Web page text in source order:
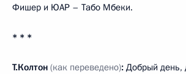
Фишер и ЮАР – Табо Мбеки.
* * *
Т.Колтон (как переведено): Добрый день,